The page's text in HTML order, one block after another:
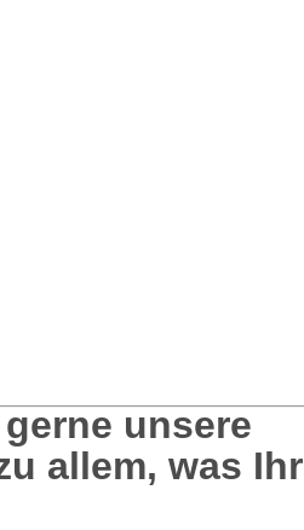
unsere
allem, was Ihr